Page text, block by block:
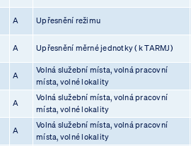
A Upřesnění režimu
A Upřesnění měrné jednotky ( k TARMJ)
A
Volná služební místa, volná pracovní
místa, volné lokality
A
Volná služební místa, volná pracovní
místa, volné lokality
A
Volná služební místa, volná pracovní
místa, volné lokality